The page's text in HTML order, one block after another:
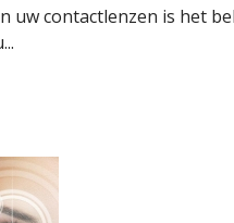
uw contactlenzen is het